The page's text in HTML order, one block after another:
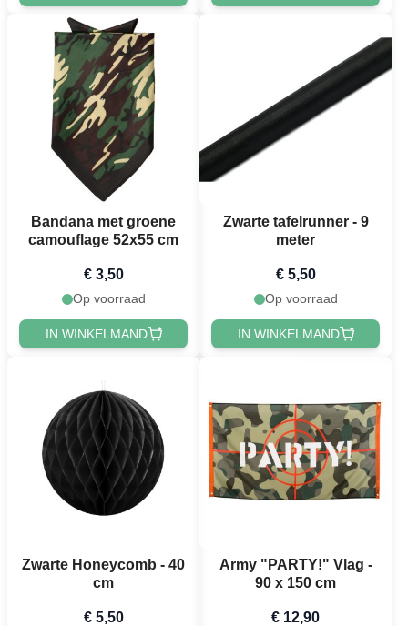
Bandana met groene
camouflage 52x55 cm
€ 3,50
Op voorraad
IN WINKELMAND
Zwarte tafelrunner - 9
meter
€ 5,50
Op voorraad
IN WINKELMAND
Zwarte Honeycomb - 40
cm
€ 5,50
Army "PARTY!" Vlag -
90 x 150 cm
€ 12,90